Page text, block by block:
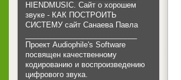
HIENDMUSIC. Сайт о хорошем
звуке - КАК ПОСТРОИТЬ
СИСТЕМУ сайт Санаева Павла
Проект Audiophile's Software
посвящен качественному
кодированию и воспроизведению
цифрового звука.